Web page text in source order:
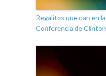
Regalitos que dan en la
Conferencia de Clinton